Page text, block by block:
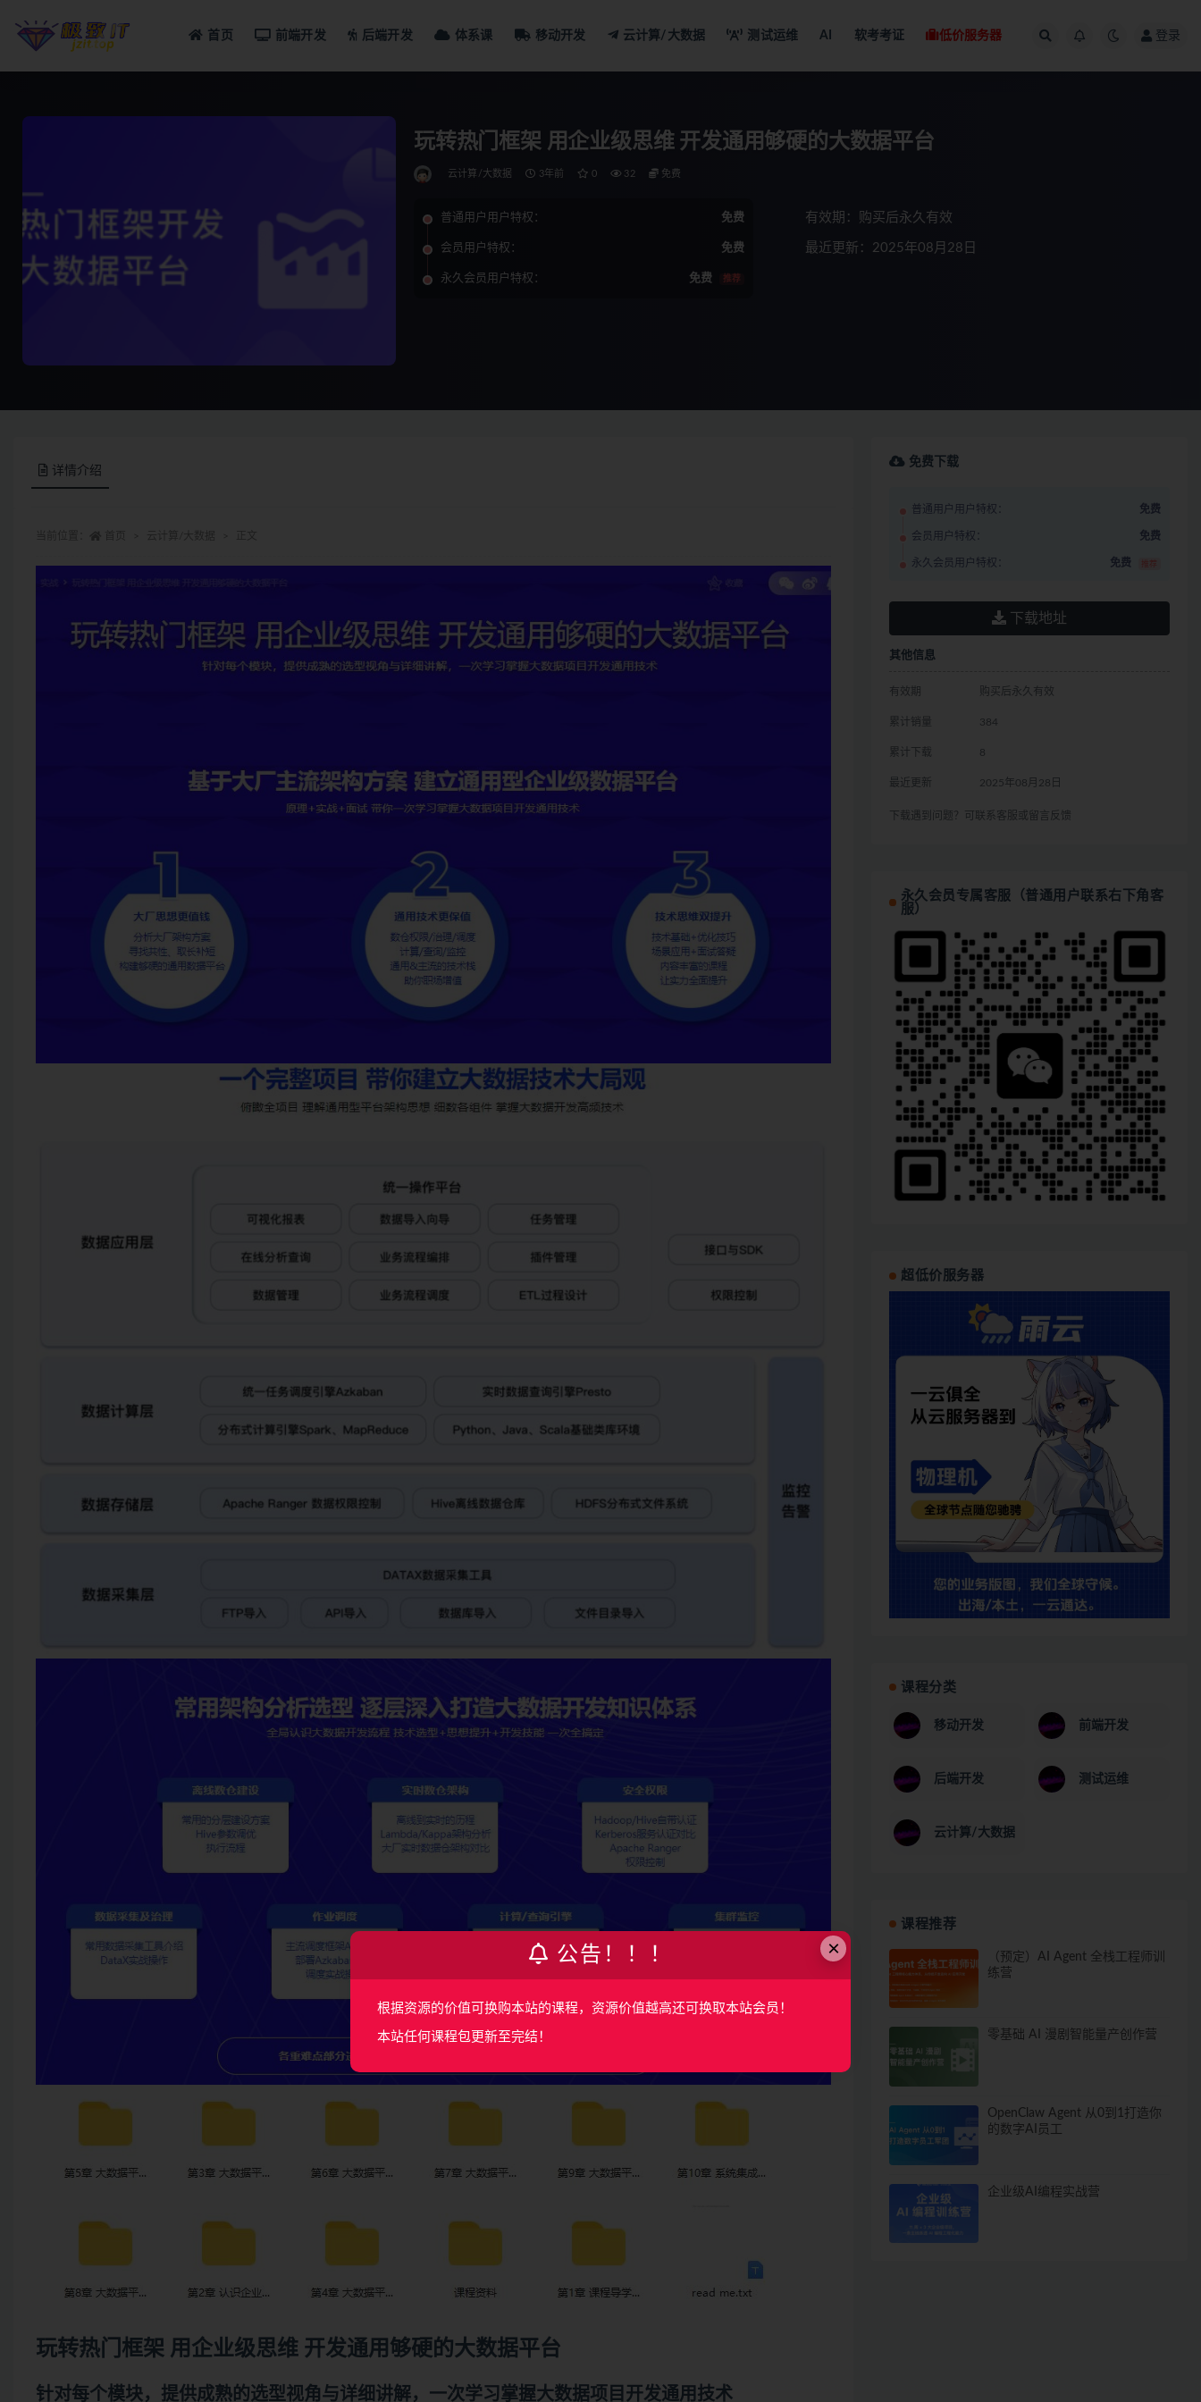
首页 前端开发 后端开发 体系课 移动开发 云计算/大数据 测试运维 AI 软考考证 低价服务器 登录
玩转热门框架 用企业级思维 开发通用够硬的大数据平台
云计算/大数据 3年前 0 32 免费
普通用户用户特权： 免费
会员用户特权： 免费
永久会员用户特权： 免费 推荐
有效期：购买后永久有效
最近更新：2025年08月28日
详情介绍
玩转热门框架 用企业级思维 开发通用够硬的大数据平台
针对每个模块，提供成熟的选型视角与详细讲解，一次学习掌握大数据项目开发通用技术
免费下载
普通用户用户特权： 免费
会员用户特权： 免费
永久会员用户特权： 免费 推荐
下载地址
其他信息
有效期 购买后永久有效
累计销量 384
累计下载 8
最近更新 2025年08月28日
下载遇到问题？可联系客服或留言反馈
永久会员专属客服（普通用户联系右下角客
服）
超低价服务器
课程分类
移动开发 前端开发
后端开发 测试运维
云计算/大数据
课程推荐
（预定）AI Agent 全栈工程师训
练营
零基础 AI 漫剧智能量产创作营
OpenClaw Agent 从0到1打造你
的数字AI员工
企业级AI编程实战营
×
公告！！！
根据资源的价值可换购本站的课程，资源价值越高还可换取本站会员！
本站任何课程包更新至完结！